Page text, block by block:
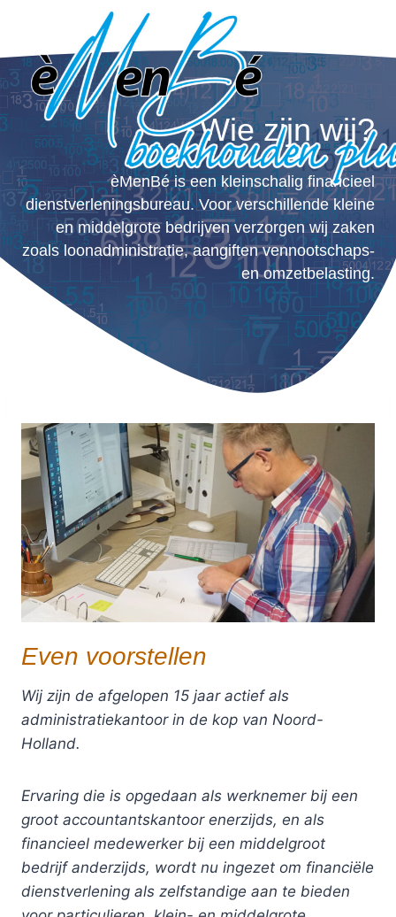
inhoud
Wie zijn wij?
èMenBé is een kleinschalig financieel
dienstverleningsbureau. Voor verschillende kleine
en middelgrote bedrijven verzorgen wij zaken
zoals loonadministratie, aangiften vennootschaps-
en omzetbelasting.
Even voorstellen
Wij zijn de afgelopen 15 jaar actief als
administratiekantoor in de kop van Noord-
Holland.
Ervaring die is opgedaan als werknemer bij een
groot accountantskantoor enerzijds, en als
financieel medewerker bij een middelgroot
bedrijf anderzijds, wordt nu ingezet om financiële
dienstverlening als zelfstandige aan te bieden